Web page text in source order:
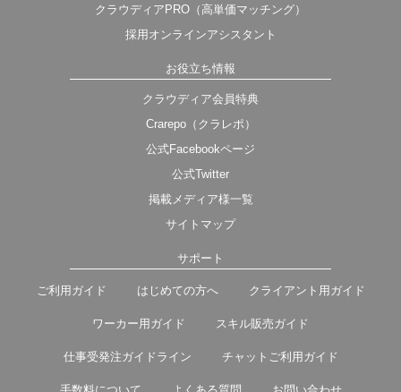
クラウディアPRO（高単価マッチング）
採用オンラインアシスタント
お役立ち情報
クラウディア会員特典
Crarepo（クラレポ）
公式Facebookページ
公式Twitter
掲載メディア様一覧
サイトマップ
サポート
ご利用ガイド はじめての方へ クライアント用ガイド
ワーカー用ガイド スキル販売ガイド
仕事受発注ガイドライン チャットご利用ガイド